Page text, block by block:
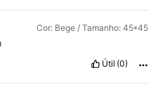
Cor: Bege / Tamanho: 45*45
Útil (0)